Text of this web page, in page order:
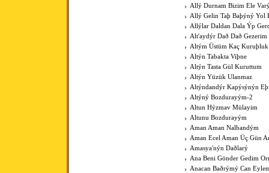
Allý Durnam Bizim Ele
Allý Gelin Taþ Baþýný Yol
Allýlar Daldan Dala Ýp
Alt'aydýr Dað Dað Gezerim
Altým Üstüm Kaç Kuruþluk
Altýn Tabakta Viþne
Altýn Tasta Gül Kuruttum
Altýn Yüzük Ulanmaz
Altýndandýr Kapýsýnýn
Altýný Bozdurayým-2
Altun Hýzmav Mülayim
Altunu Bozdurayým
Aman Aman Nalbandým
Aman Ecel Aman Üç Gün
Amasya'nýn Daðlarý
Ana Beni Gönder Gedim
Anacan Baðrýmý Can